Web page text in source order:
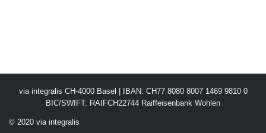
via integralis CH-4000 Basel | IBAN: CH77 8080 8007 1469 9810 0
BIC/SWIFT: RAIFCH22744 Raiffeisenbank Wohlen
© 2020 via integralis